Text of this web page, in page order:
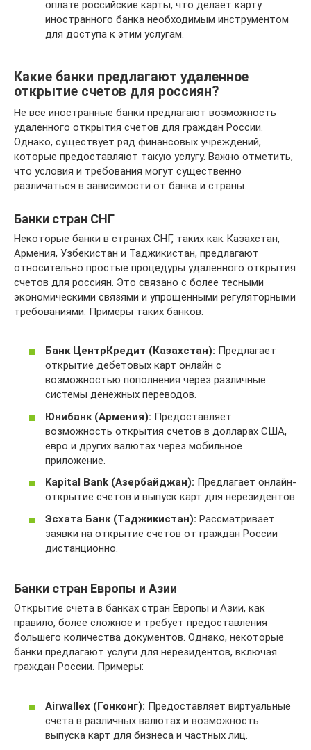
оплате российские карты, что делает карту
иностранного банка необходимым инструментом
для доступа к этим услугам.
Какие банки предлагают удаленное
открытие счетов для россиян?
Не все иностранные банки предлагают возможность
удаленного открытия счетов для граждан России.
Однако, существует ряд финансовых учреждений,
которые предоставляют такую услугу. Важно отметить,
что условия и требования могут существенно
различаться в зависимости от банка и страны.
Банки стран СНГ
Некоторые банки в странах СНГ, таких как Казахстан,
Армения, Узбекистан и Таджикистан, предлагают
относительно простые процедуры удаленного открытия
счетов для россиян. Это связано с более тесными
экономическими связями и упрощенными регуляторными
требованиями. Примеры таких банков:
Банк ЦентрКредит (Казахстан): Предлагает
открытие дебетовых карт онлайн с
возможностью пополнения через различные
системы денежных переводов.
Юнибанк (Армения): Предоставляет
возможность открытия счетов в долларах США,
евро и других валютах через мобильное
приложение.
Kapital Bank (Азербайджан): Предлагает онлайн-
открытие счетов и выпуск карт для нерезидентов.
Эсхата Банк (Таджикистан): Рассматривает
заявки на открытие счетов от граждан России
дистанционно.
Банки стран Европы и Азии
Открытие счета в банках стран Европы и Азии, как
правило, более сложное и требует предоставления
большего количества документов. Однако, некоторые
банки предлагают услуги для нерезидентов, включая
граждан России. Примеры:
Airwallex (Гонконг): Предоставляет виртуальные
счета в различных валютах и возможность
выпуска карт для бизнеса и частных лиц.